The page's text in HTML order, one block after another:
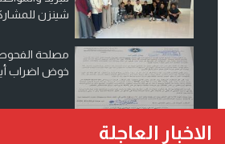
شينزن
مصلحة
خوض اضراب أيام 25 و 26
انضم الينا على فيسبوك
الاخبار العاجلة